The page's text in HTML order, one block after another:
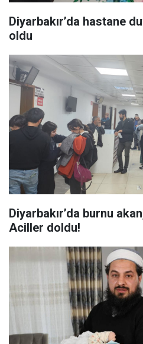
Diyarbakır’da hastane
oldu
Diyarbakır’da burnu
Aciller doldu!